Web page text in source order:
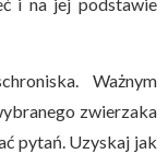
Ważnym
zwierzaka
pytań. Uzyskaj jak